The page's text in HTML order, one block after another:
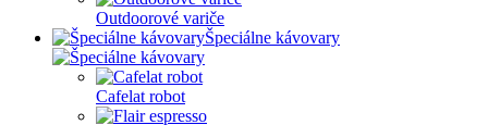
Outdoorové variče
Špeciálne kávovary
Cafelat robot